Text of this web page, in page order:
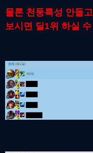
물론 천둥특성 안들고
보시면 딜1위 하실